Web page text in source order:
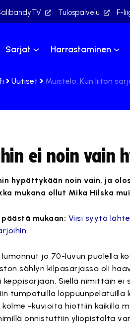
Tulospalvelu F-
Sarjat Harrastaminen
Uutiset Muistelo: Kun liiton
ei noin vain
hypättykään noin vain, ja
mukana ollut Mika Hilska
mukaan: Viisi syytä
jo 70-luvun puolella
sählyn kilpasarjassa oli
Siellä nimittäin
tumpatuilla loppuunpelatuilla
-kuvioita hiottiin kaikilla
onnistuttiin yliopistolta